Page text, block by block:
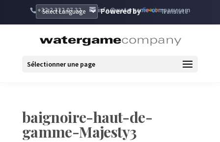
+32 2 332 07 32 info@watergame-company.com
Powered by Translate
Sélectionner une page
baignoire-haut-de-
gamme-Majesty3